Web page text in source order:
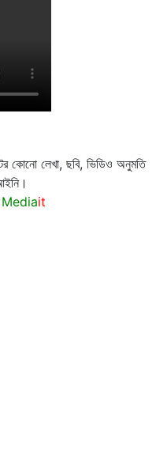
কোনো লেখা, ছবি, ভিডিও অনুমতি
Mediait